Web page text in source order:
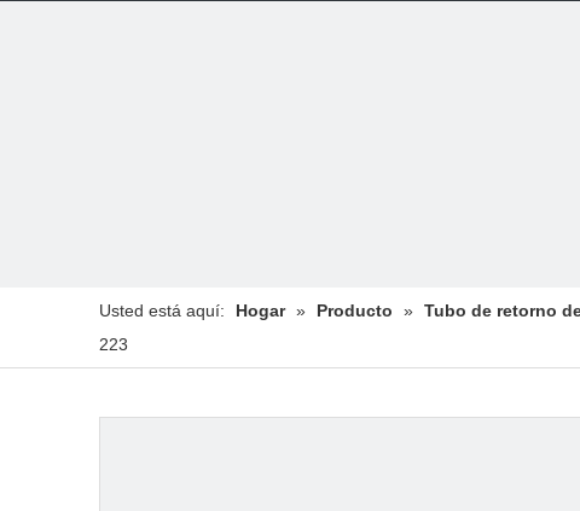
Usted está aquí: Hogar » Producto » Tubo de retorno
223